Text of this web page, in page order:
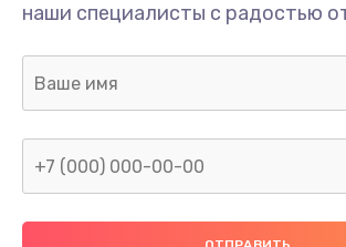
наши специалисты с радостью